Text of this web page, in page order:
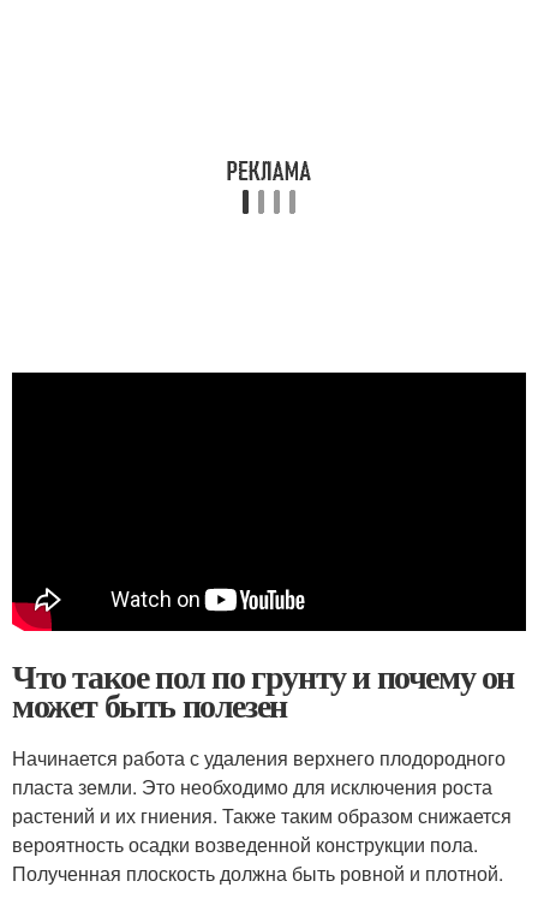
Что такое пол по грунту и почему он
может быть полезен
Начинается работа с удаления верхнего плодородного
пласта земли. Это необходимо для исключения роста
растений и их гниения. Также таким образом снижается
вероятность осадки возведенной конструкции пола.
Полученная плоскость должна быть ровной и плотной.